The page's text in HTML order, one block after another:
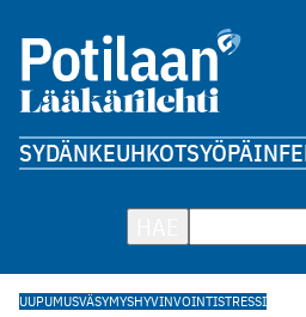
SYDÄNKEUHKOTSYÖPÄ
UUPUMUSVÄSYMYSHYVINVOINTISTRESSI